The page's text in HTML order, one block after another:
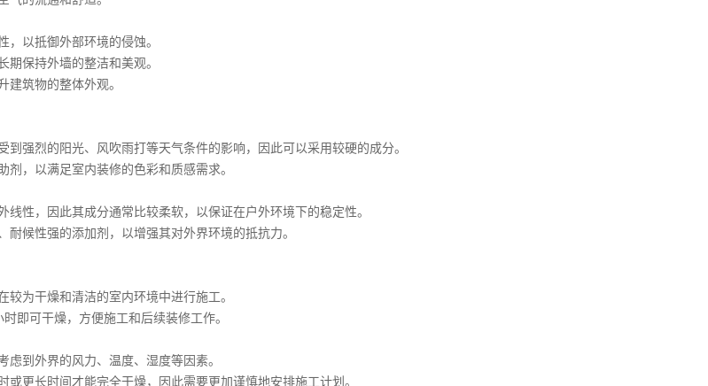
以抵御外部环境的侵蚀。
保持外墙的整洁和美观。
筑物的整体外观。
强烈的阳光、风吹雨打等天气条件的影响，因此可以采用较硬的成分。
，以满足室内装修的色彩和质感需求。
性，因此其成分通常比较柔软，以保证在户外环境下的稳定性。
候性强的添加剂，以增强其对外界环境的抵抗力。
为干燥和清洁的室内环境中进行施工。
可干燥，方便施工和后续装修工作。
到外界的风力、温度、湿度等因素。
更长时间才能完全干燥，因此需要更加谨慎地安排施工计划。